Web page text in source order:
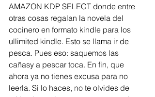
AMAZON KDP SELECT donde entre
otras cosas regalan la novela del
cocinero en formato kindle para los
ullimited kindle. Esto se llama ir de
pesca. Pues eso: saquemos las
cañasy a pescar toca. En fin, que
ahora ya no tienes excusa para no
leerla. Si lo haces, no te olvides de